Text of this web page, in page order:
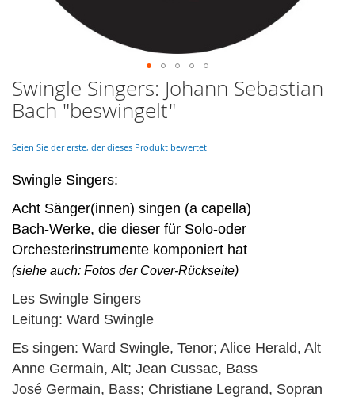
Skip
to
the
of
images
Swingle Singers: Johann Sebastian
Bach "beswingelt"
Seien Sie der erste, der dieses Produkt bewertet
Swingle Singers:
Acht Sänger(innen) singen (a capella)
Bach-Werke, die dieser für Solo-oder
Orchesterinstrumente komponiert hat
(siehe auch: Fotos der Cover-Rückseite)
Les Swingle Singers
Leitung: Ward Swingle
Es singen: Ward Swingle, Tenor; Alice Herald, Alt
Anne Germain, Alt; Jean Cussac, Bass
José Germain, Bass; Christiane Legrand, Sopran